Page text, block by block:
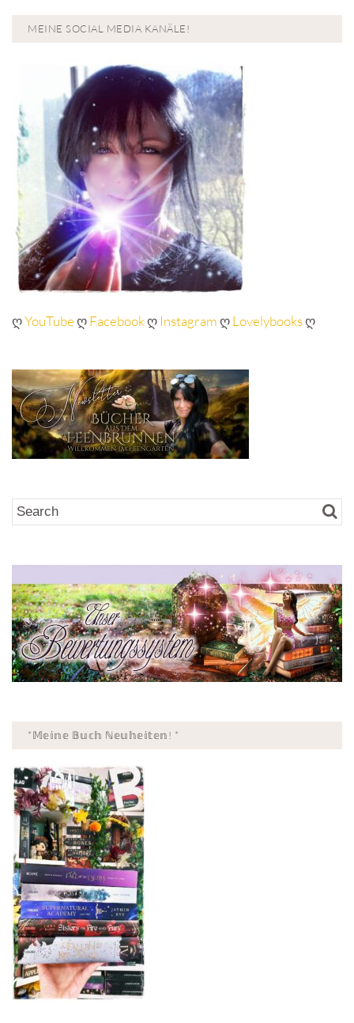
MEINE SOCIAL MEDIA KANÄLE!
ღYouTubeღFacebookღ InstagramღLovelybooksღ
*𝕄𝕖𝕚𝕟𝕖 𝔹𝕦𝕔𝕙 ℕ𝕖𝕦𝕙𝕖𝕚𝕥𝕖𝕟! *